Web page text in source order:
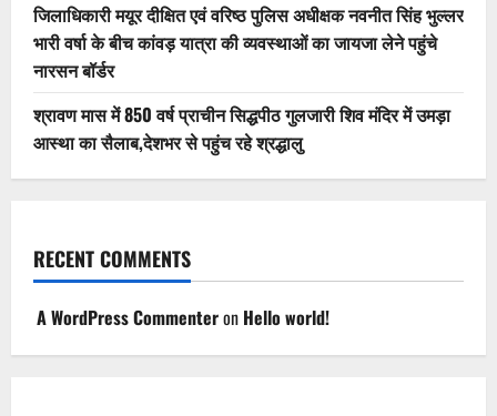
जिलाधिकारी मयूर दीक्षित एवं वरिष्ठ पुलिस अधीक्षक नवनीत सिंह भुल्लर
भारी वर्षा के बीच कांवड़ यात्रा की व्यवस्थाओं का जायजा लेने पहुंचे
नारसन बॉर्डर
श्रावण मास में 850 वर्ष प्राचीन सिद्धपीठ गुलजारी शिव मंदिर में उमड़ा
आस्था का सैलाब,देशभर से पहुंच रहे श्रद्धालु
RECENT COMMENTS
A WordPress Commenteron Hello world!